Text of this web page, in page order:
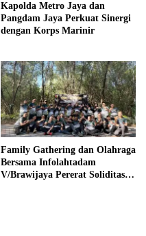
Kapolda Metro Jaya dan
Pangdam Jaya Perkuat Sinergi
dengan Korps Marinir
Family Gathering dan Olahraga
Bersama Infolahtadam
V/Brawijaya Pererat Soliditas